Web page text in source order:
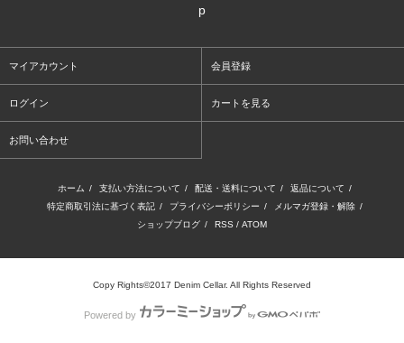
p
マイアカウント 会員登録
ログイン カートを見る
お問い合わせ
ホーム / 支払い方法について / 配送・送料について / 返品について /
特定商取引法に基づく表記 / プライバシーポリシー / メルマガ登録・解除 /
ショップブログ / RSS / ATOM
Copy Rights©2017 Denim Cellar. All Rights Reserved
Powered by